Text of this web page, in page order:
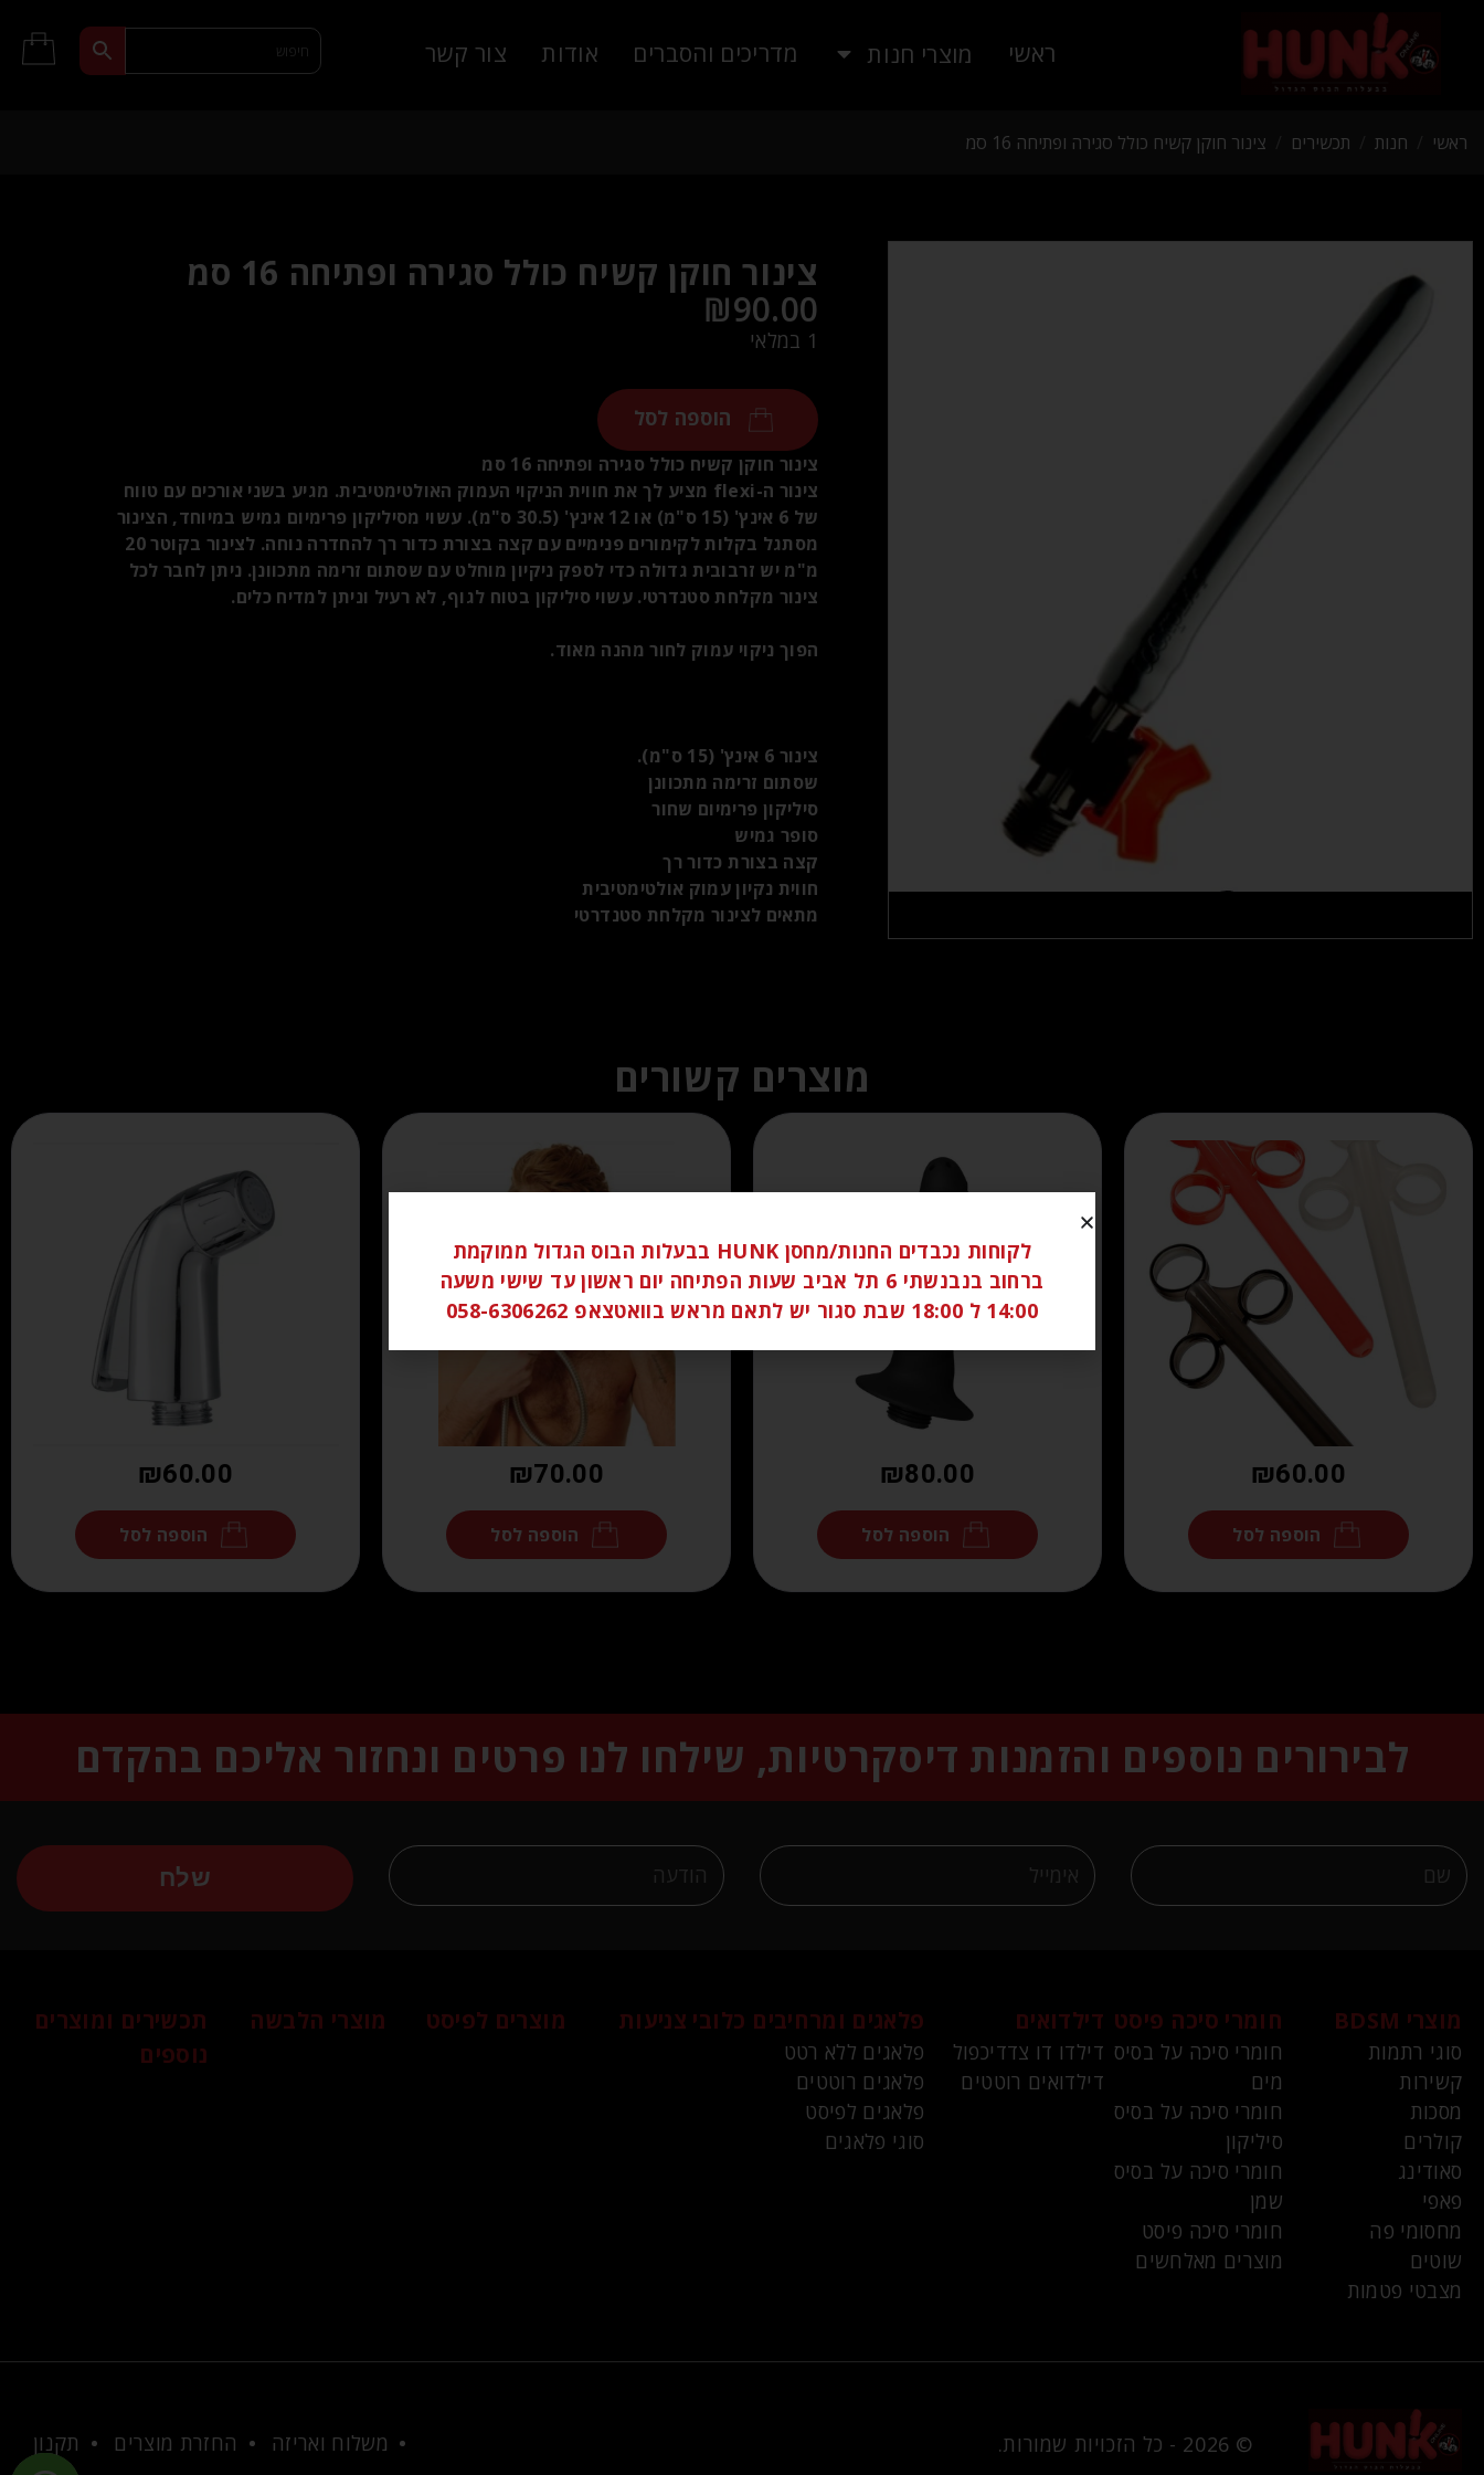
ראשי מוצרי חנות מדריכים והסברים אודות צור קשר
ראשי חנות תכשירים צינור חוקן קשיח כולל סגירה ופתיחה 16 סמ
צינור חוקן קשיח כולל סגירה ופתיחה 16 סמ
₪90.00
1 במלאי
הוספה לסל
צינור חוקן קשיח כולל סגירה ופתיחה 16 סמ
צינור ה-flexi מציע לך את חווית הניקוי העמוק האולטימטיבית. מגיע בשני אורכים עם טווח
של 6 אינץ' (15 ס"מ) או 12 אינץ' (30.5 ס"מ). עשוי מסיליקון פרימיום גמיש במיוחד, הצינור
מסתגל בקלות לקימורים פנימיים עם קצה בצורת כדור רך להחדרה נוחה. לצינור בקוטר 20
מ"מ יש זרבובית גדולה כדי לספק ניקיון מוחלט עם שסתום זרימה מתכוונן. ניתן לחבר לכל
צינור מקלחת סטנדרטי. עשוי סיליקון בטוח לגוף, לא רעיל וניתן למדיח כלים.
הפוך ניקוי עמוק לחור מהנה מאוד.
צינור 6 אינץ' (15 ס"מ).
שסתום זרימה מתכוונן
סיליקון פרימיום שחור
סופר גמיש
קצה בצורת כדור רך
חווית נקיון עמוק אולטימטיבית
מתאים לצינור מקלחת סטנדרטי
מוצרים קשורים
₪60.00
הוספה לסל
₪80.00
הוספה לסל
₪70.00
הוספה לסל
₪60.00
הוספה לסל
לבירורים נוספים והזמנות דיסקרטיות, שילחו לנו פרטים ונחזור אליכם בהקדם
שלח
מוצרי BDSM
סוגי רתמות
קשירות
מסכות
קולרים
סאודינג
פאפי
מחסומי פה
שוטים
מצבטי פטמות
חומרי סיכה פיסט
חומרי סיכה על בסיס
מים
חומרי סיכה על בסיס
סיליקון
חומרי סיכה על בסיס
שמן
חומרי סיכה פיסט
מוצרים מאלחשים
דילדואים
דילדו דו צדדיכפול
דילדואים רוטטים
פלאגים ומרחיבים
פלאגים ללא רטט
פלאגים רוטטים
פלאגים לפיסט
סוגי פלאגים
כלובי צניעות מוצרים לפיסט מוצרי הלבשה
תכשירים ומוצרים
נוספים
© 2026 - כל הזכויות שמורות. משלוח ואריזה החזרת מוצרים תקנון
לקוחות נכבדים החנות/מחסן HUNK בבעלות הבוס הגדול ממוקמת
ברחוב בנבנשתי 6 תל אביב שעות הפתיחה יום ראשון עד שישי משעה
14:00 ל 18:00 שבת סגור יש לתאם מראש בוואטצאפ 058-6306262